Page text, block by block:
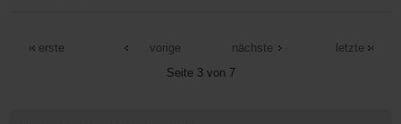
erste
vorige
Seite 3 von 7
nächste letzte